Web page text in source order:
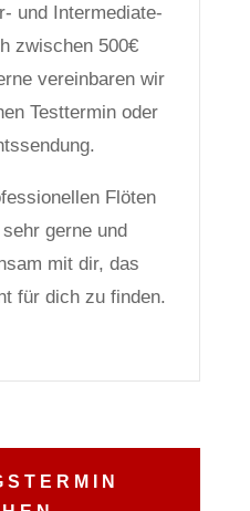
und Intermediate-
zwischen 500€
vereinbaren wir
Testtermin oder
Flöten
gerne und
mit dir, das
für dich zu finden.